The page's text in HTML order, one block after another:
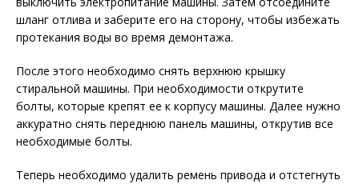
шланг отлива и заберите его на сторону, чтобы избежать
протекания воды во время демонтажа.
После этого необходимо снять верхнюю крышку
стиральной машины. При необходимости открутите
болты, которые крепят ее к корпусу машины. Далее нужно
аккуратно снять переднюю панель машины, открутив все
необходимые болты.
Теперь необходимо удалить ремень привода и отстегнуть